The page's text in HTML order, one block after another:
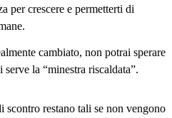
per crescere e permetterti di
cambiato, non potrai sperare
la “minestra riscaldata”.
scontro restano tali se non vengono